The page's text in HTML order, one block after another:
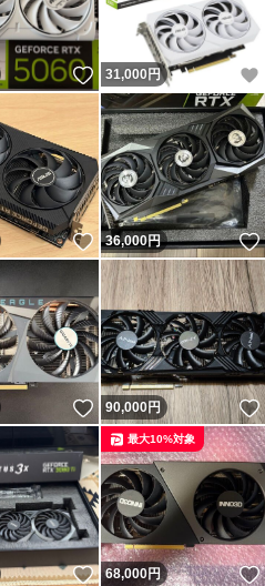
いいね！
31,000 円
いいね！
36,000円
いいね！
90,000円
いいね！
68,000円
最大10%対象